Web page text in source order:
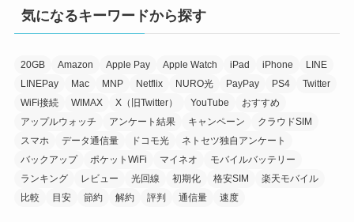
気になるキーワードから探す
20GB Amazon Apple Pay Apple Watch iPad iPhone
LINE
LINEPay
Mac MNP Netflix NURO光 PayPay PS4
Twitter
WiFi接続
WIMAX X（旧Twitter） YouTube
おすすめ
アップルウォッチ
アンケート結果 キャンペーン
クラウドSIM
スマホ
データ通信量 ドコモ光
ネトセツ独自アンケート
バックアップ
ポケットWiFi マイネオ
モバイルバッテリー
ランキング
レビュー 光回線 初期化 格安SIM
楽天モバイル
比較
目安 節約 解約 評判 通信量 速度